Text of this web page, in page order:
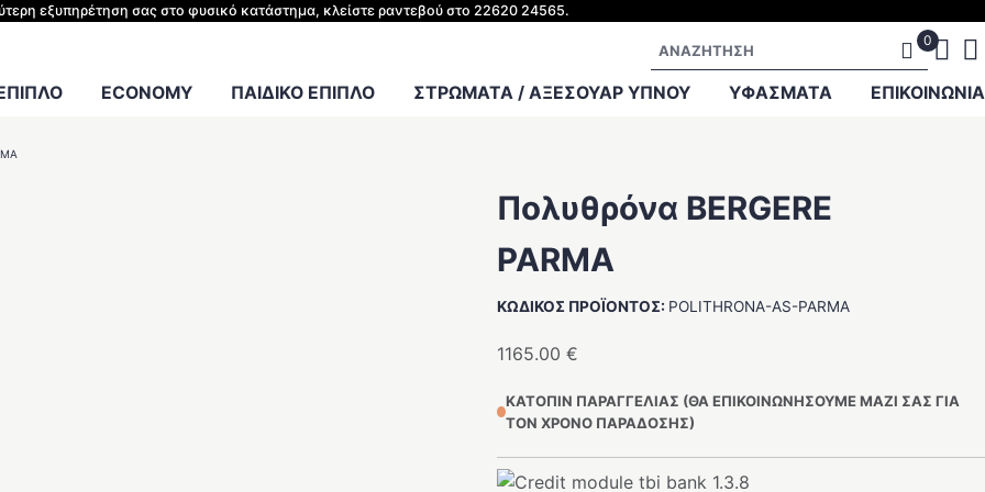
εξυπηρέτηση σας στο φυσικό κατάστημα, κλείστε ραντεβού στο 22620 24565.
Αναζήτηση
ECONOMY ΠΑΙΔΙΚΟ ΕΠΙΠΛΟ ΣΤΡΩΜΑΤΑ / ΑΞΕΣΟΥΑΡ ΥΠΝΟΥ
ΚΡΕΒΑΤΙΟΥ
ΥΦΑΣΜΑΤΑ ΕΠΙΚΟΙΝΩΝΊΑ
Πολυθρόνα BERGERE
PARMA
ΚΩΔΙΚΌΣ ΠΡΟΪΌΝΤΟΣ: POLITHRONA-AS-PARMA
1165.00€
ΚΑΤΌΠΙΝ ΠΑΡΑΓΓΕΛΊΑΣ (ΘΑ ΕΠΙΚΟΙΝΩΝΉΣΟΥΜΕ ΜΑΖΊ ΣΑΣ ΓΙΑ
ΤΟΝ ΧΡΌΝΟ ΠΑΡΆΔΟΣΗΣ)